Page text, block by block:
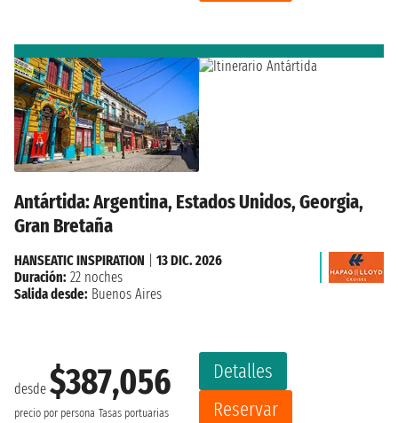
Antártida: Argentina, Estados Unidos, Georgia,
Gran Bretaña
desde $387,056
precio por persona Tasas portuarias
Detalles
Reservar
HANSEATIC INSPIRATION
13 DIC. 2026
Duración: 22 noches
Salida desde: Buenos Aires